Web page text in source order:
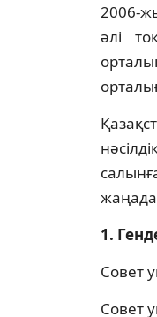
2006-
әлi
1.
Совет
Совет